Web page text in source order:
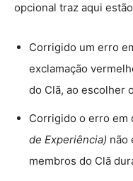
opcional traz aqui
Corrigido um erro
exclamação
do Clã, ao escolher
Corrigido o erro em
de Experiência) não
membros do Clã